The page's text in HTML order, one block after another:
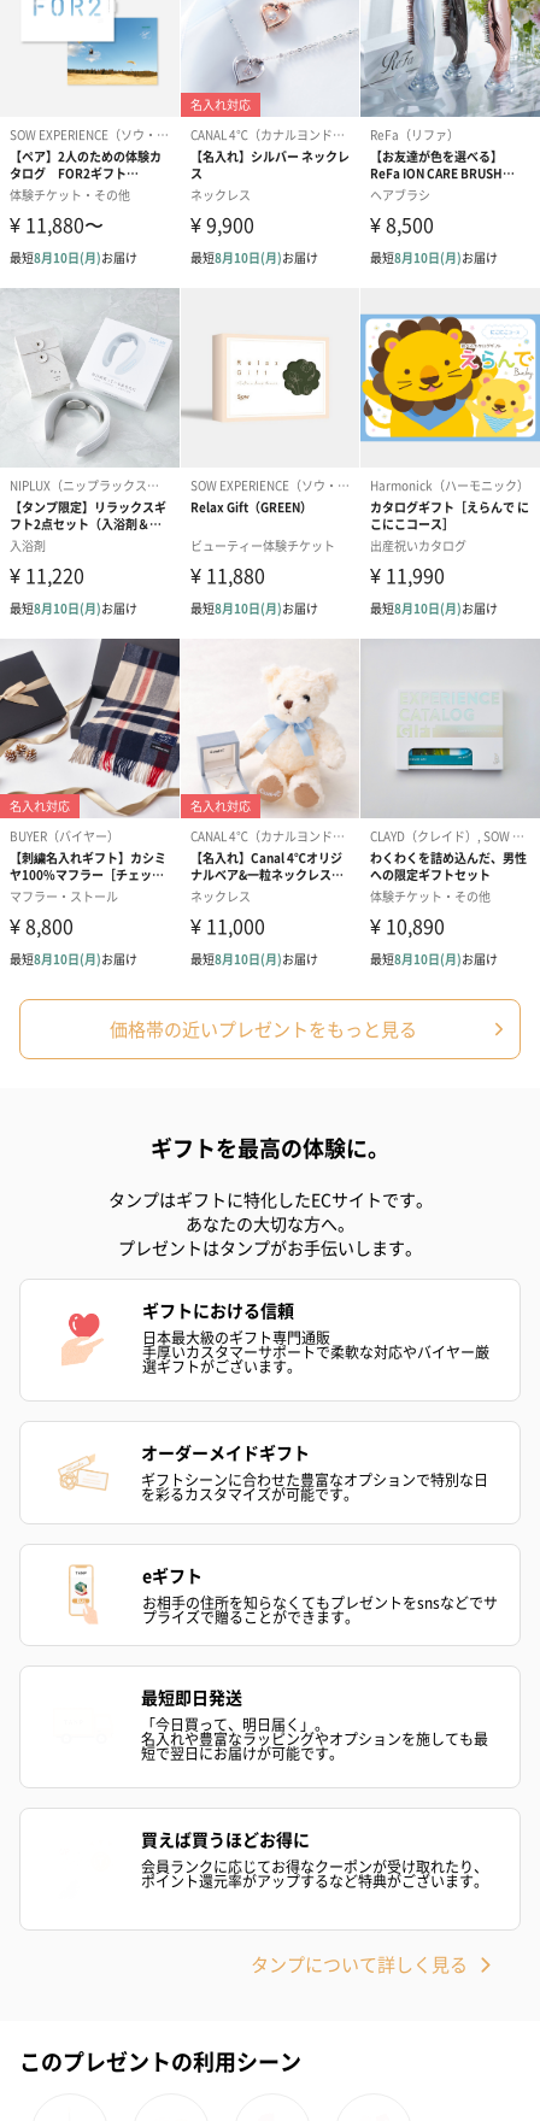
かき氷入浴剤4点セット
（ブルー）（748円）
かき氷入浴剤4点セット
（イエロー）（748円）
バスフラワー
【Thank you
円）
ハンドタオル・ハンカチ
ハンドタオル・ハンカチを同梱してお届けいたします。ギフトへ
の＋αにおすすめです。
ンク）（1,760円）
おつまみ・その他
お酒にぴったりのおつまみ・サプリを同梱してお届けいたしま
す。
価格帯の近いプレゼントをもっと見る
ギフトを最高の体験に。
タンプはギフトに特化したECサイトです。
あなたの大切な方へ。
プレゼントはタンプがお手伝いします。
ギフトにおける信頼
日本最大級のギフト専門通販
手厚いカスタマーサポートで柔軟な対応やバイヤー厳
選ギフトがございます。
オーダーメイドギフト
ギフトシーンに合わせた豊富なオプションで特別な日
を彩るカスタマイズが可能です。
eギフト
お相手の住所を知らなくてもプレゼントをsnsなどでサ
プライズで贈ることができます。
最短即日発送
「今日買って、明日届く」。
名入れや豊富なラッピングやオプションを施しても最
短で翌日にお届けが可能です。
買えば買うほどお得に
会員ランクに応じてお得なクーポンが受け取れたり、
ポイント還元率がアップするなど特典がございます。
タンプについて詳しく見る
このプレゼントの利用シーン